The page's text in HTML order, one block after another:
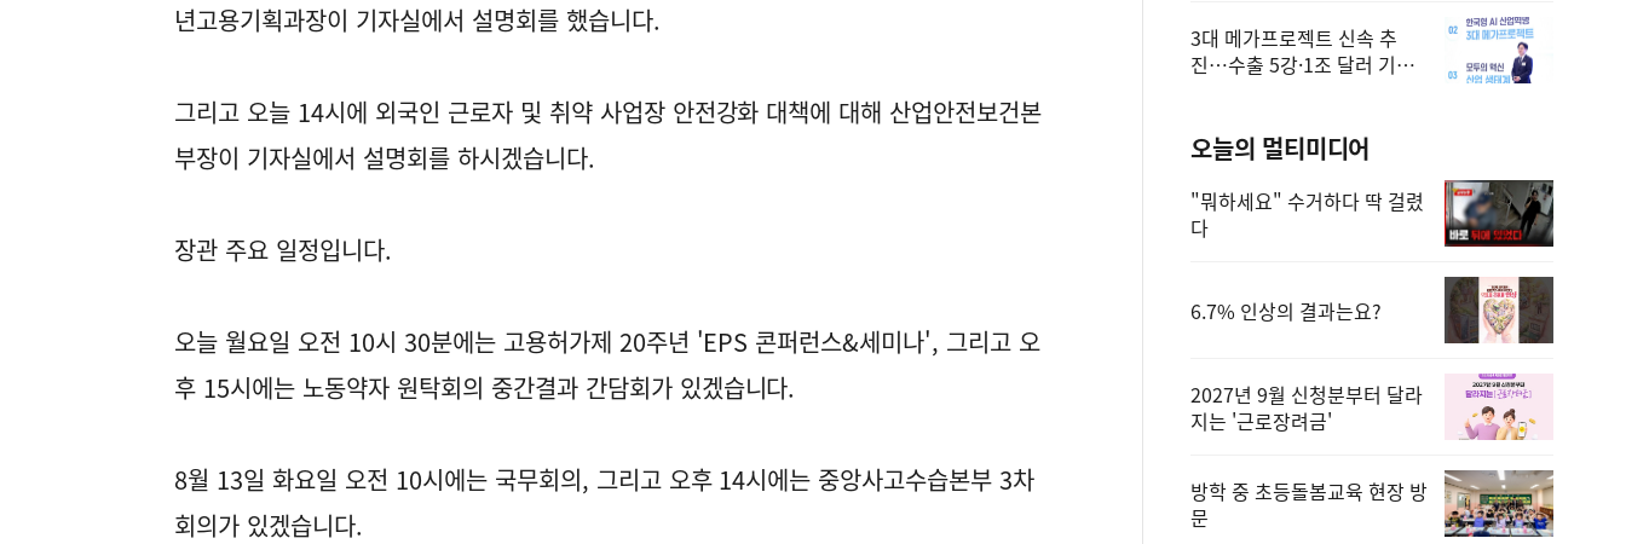
년고용기획과장이 기자실에서 설명회를 했습니다.
그리고 오늘 14시에 외국인 근로자 및 취약 사업장 안전강화 대책에 대해 산업안전보건본
부장이 기자실에서 설명회를 하시겠습니다.
장관 주요 일정입니다.
오늘 월요일 오전 10시 30분에는 고용허가제 20주년 'EPS 콘퍼런스&세미나', 그리고 오
후 15시에는 노동약자 원탁회의 중간결과 간담회가 있겠습니다.
8월 13일 화요일 오전 10시에는 국무회의, 그리고 오후 14시에는 중앙사고수습본부 3차
회의가 있겠습니다.
3대 메가프로젝트 신속 추
진…수출 5강·1조 달러 기반
오늘의 멀티미디어
"뭐하세요" 수거하다 딱 걸렸
다
6.7% 인상의 결과는요?
2027년 9월 신청분부터 달라
지는 '근로장려금'
방학 중 초등돌봄교육 현장 방
문